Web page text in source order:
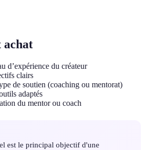
achat
d’expérience du créateur
clairs
de soutien (coaching ou mentorat)
adaptés
du mentor ou coach
est le principal objectif d'une